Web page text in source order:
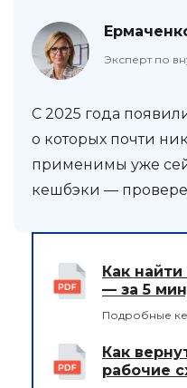
Эксперт по
С 2025 года
о которых почти
применимы уже
кешбэки —
Как
— за 5
Подробные
Как
рабочие